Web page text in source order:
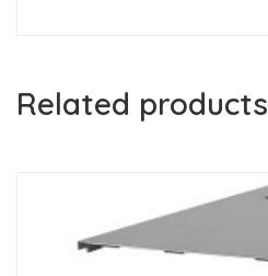
Related products